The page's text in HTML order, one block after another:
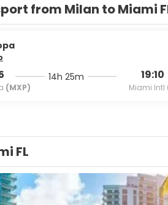
from Milan to Miami
(MXP)
14h 25m 19:10
Miami Intl
FL